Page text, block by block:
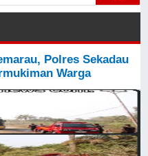
Polres Sekadau
Warga